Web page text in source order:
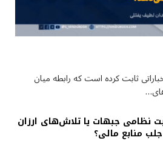
ثابت کرده است که رابطه میان
نظامی جبهات یا تلاش‌های ارزان
منابع مالی؟